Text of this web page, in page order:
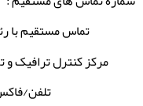
تماس مستقیم با
مرکز کنترل ترافیک
تلفن/